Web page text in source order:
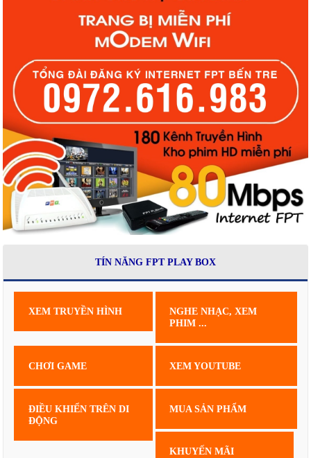
TÍN NĂNG FPT PLAY BOX
XEM TRUYỀN HÌNH
NGHE NHẠC, XEM
PHIM ...
CHƠI GAME XEM YOUTUBE
ĐIỀU KHIỂN TRÊN DI
ĐỘNG
MUA SẢN PHẨM
KHUYẾN MÃI